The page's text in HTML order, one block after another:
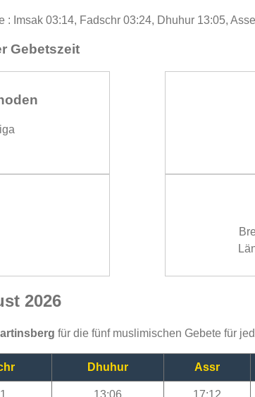
: Imsak 03:14, Fadschr 03:24, Dhuhur 13:05,
Gebetszeit
2026
für die fünf muslimischen Gebete für
Dhuhur Assr
13:06 17:12